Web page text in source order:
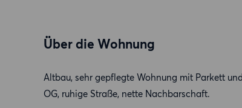
Über die Wohnung
Altbau, sehr gepflegte Wohnung mit Parkett
OG, ruhige Straße, nette Nachbarschaft.